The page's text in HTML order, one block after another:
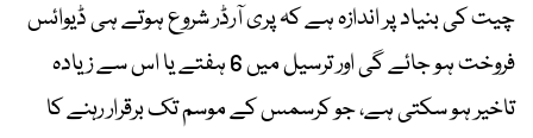
چیت کی بنیاد پر اندازہ ہے کہ پری آرڈر شروع ہوتے ہی ڈیوائس
فروخت ہو جائے گی اور ترسیل میں 6 ہفتے یا اس سے زیادہ
تاخیر ہو سکتی ہے، جو کرسمس کے موسم تک برقرار رہنے کا